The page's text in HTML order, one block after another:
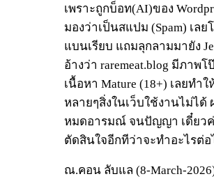
เพราะถูกบ็อท(AI)ของ
มองว่าเป็นสแปม (Spam) เลย
แบนเรียบ แถมลุกลามมายัง
อ้างว่า raremeat.blog มีภาพโ
เนื้อหา Mature (18+) เลยทำใ
หลายๆสิ่งในเว็บใช้งานไม่ได้
หมดอารมณ์ จนปัญญา เดี๋ยว
ตัดสินใจอีกทีว่าจะทำอะไรต่อ
ณ.คอน ลับแล (8-March-